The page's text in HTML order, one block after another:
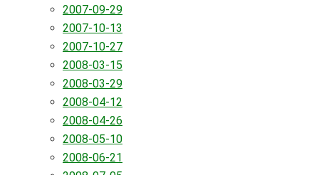
2007-09-29
2007-10-13
2007-10-27
2008-03-15
2008-03-29
2008-04-12
2008-04-26
2008-05-10
2008-06-21